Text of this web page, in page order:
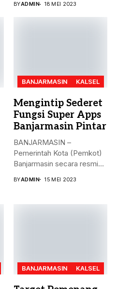
BYADMIN 18 MEI 2023
BANJARMASIN KALSEL
Mengintip Sederet
Fungsi Super Apps
Banjarmasin Pintar
BANJARMASIN –
Pemerintah Kota (Pemkot)
Banjarmasin secara resmi
BYADMIN 15 MEI 2023
BANJARMASIN KALSEL